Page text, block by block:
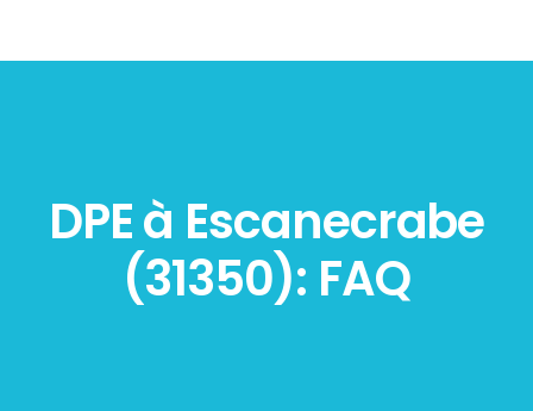
DPE à Escanecrabe
(31350): FAQ